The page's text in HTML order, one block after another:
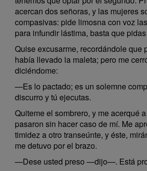
acercan dos señoras, y las mujeres
compasivas: pide limosna con voz
para infundir lástima, basta que
Quise excusarme, recordándole que
había llevado la maleta; pero me
diciéndome:
—Es lo pactado; es un solemne
discurro y tú ejecutas.
Quiteme el sombrero, y me acerqué
pasaron sin hacer caso de mí. Me
timidez a otro transeúnte, y éste,
me detuvo por el brazo.
—Dese usted preso —dijo—. Está